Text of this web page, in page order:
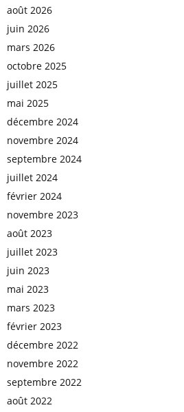
août 2026
juin 2026
mars 2026
octobre 2025
juillet 2025
mai 2025
décembre 2024
novembre 2024
septembre 2024
juillet 2024
février 2024
novembre 2023
août 2023
juillet 2023
juin 2023
mai 2023
mars 2023
février 2023
décembre 2022
novembre 2022
septembre 2022
août 2022